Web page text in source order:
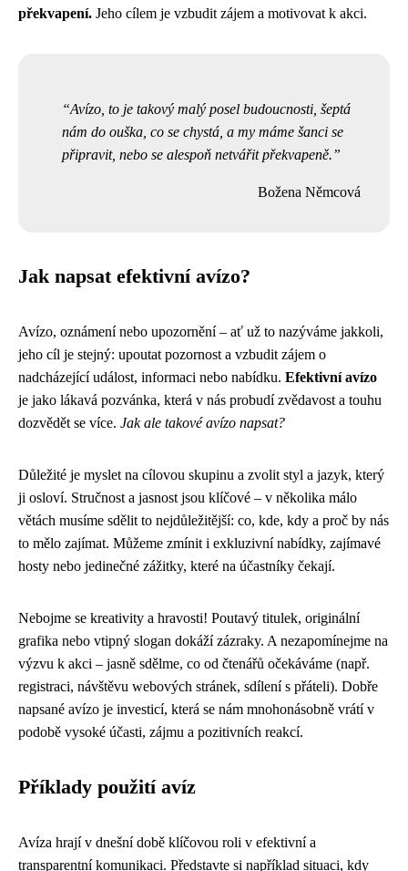
překvapení. Jeho cílem je vzbudit zájem a motivovat k akci.
Avízo, to je takový malý posel budoucnosti, šeptá
nám do ouška, co se chystá, a my máme šanci se
připravit, nebo se alespoň netvářit překvapeně.
Božena Němcová
Jak napsat efektivní avízo?
Avízo, oznámení nebo upozornění – ať už to nazýváme jakkoli,
jeho cíl je stejný: upoutat pozornost a vzbudit zájem o
nadcházející událost, informaci nebo nabídku. Efektivní avízo
je jako lákavá pozvánka, která v nás probudí zvědavost a touhu
dozvědět se více. Jak ale takové avízo napsat?
Důležité je myslet na cílovou skupinu a zvolit styl a jazyk, který
ji osloví. Stručnost a jasnost jsou klíčové – v několika málo
větách musíme sdělit to nejdůležitější: co, kde, kdy a proč by nás
to mělo zajímat. Můžeme zmínit i exkluzivní nabídky, zajímavé
hosty nebo jedinečné zážitky, které na účastníky čekají.
Nebojme se kreativity a hravosti! Poutavý titulek, originální
grafika nebo vtipný slogan dokáží zázraky. A nezapomínejme na
výzvu k akci – jasně sdělme, co od čtenářů očekáváme (např.
registraci, návštěvu webových stránek, sdílení s přáteli). Dobře
napsané avízo je investicí, která se nám mnohonásobně vrátí v
podobě vysoké účasti, zájmu a pozitivních reakcí.
Příklady použití avíz
Avíza hrají v dnešní době klíčovou roli v efektivní a
transparentní komunikaci. Představte si například situaci, kdy